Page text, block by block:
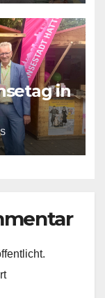
in